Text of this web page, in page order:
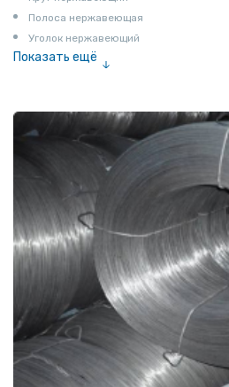
Полоса нержавеющая
Уголок нержавеющий
Показать ещё